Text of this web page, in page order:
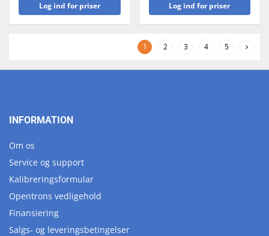
Log ind for priser Log ind for priser
1 2 3 4 5
INFORMATION
Om os
Service og support
Kalibreringsformular
Opentrons vedligehold
Finansiering
Salgs- og leveringsbetingelser